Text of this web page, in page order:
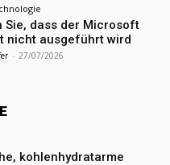
Sie, dass der Microsoft
nicht ausgeführt wird
- 27/07/2026
kohlenhydratarme